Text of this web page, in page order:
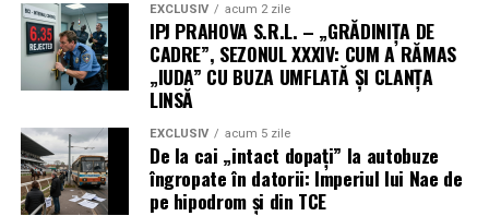
EXCLUSIV acum 2 zile
IPJ PRAHOVA S.R.L. – „GRĂDINIȚA DE
CADRE”, SEZONUL XXXIV: CUM A RĂMAS
„IUDA” CU BUZA UMFLATĂ ȘI CLANȚA
LINSĂ
EXCLUSIV acum 5 zile
De la cai „intact dopați” la autobuze
îngropate în datorii: Imperiul lui Nae de
pe hipodrom și din TCE